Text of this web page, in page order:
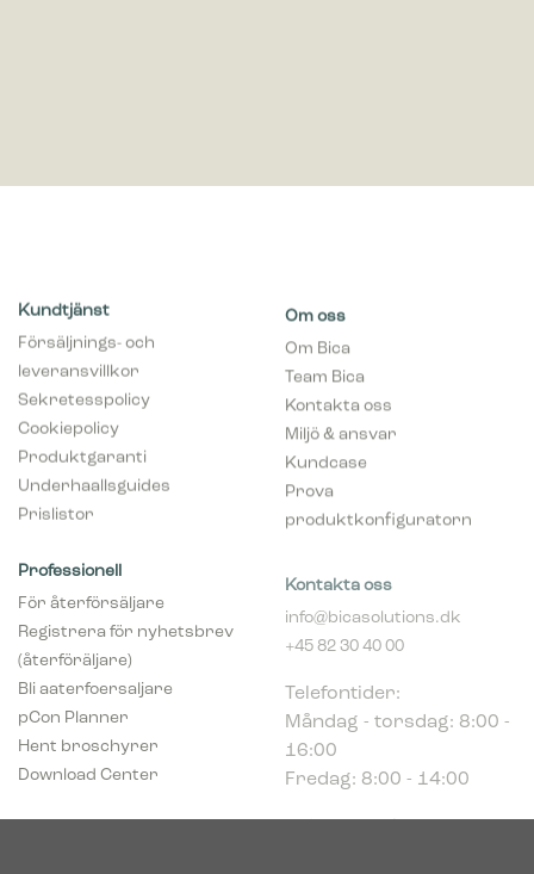
Kundtjänst
Försäljnings- och
leveransvillkor
Sekretesspolicy
Cookiepolicy
Produktgaranti
Underhaallsguides
Prislistor
Om oss
Om Bica
Team Bica
Kontakta oss
Miljö & ansvar
Kundcase
Prova
produktkonfiguratorn
Professionell
För återförsäljare
Registrera för nyhetsbrev
(återföräljare)
Bli aaterfoersaljare
pCon Planner
Hent broschyrer
Download Center